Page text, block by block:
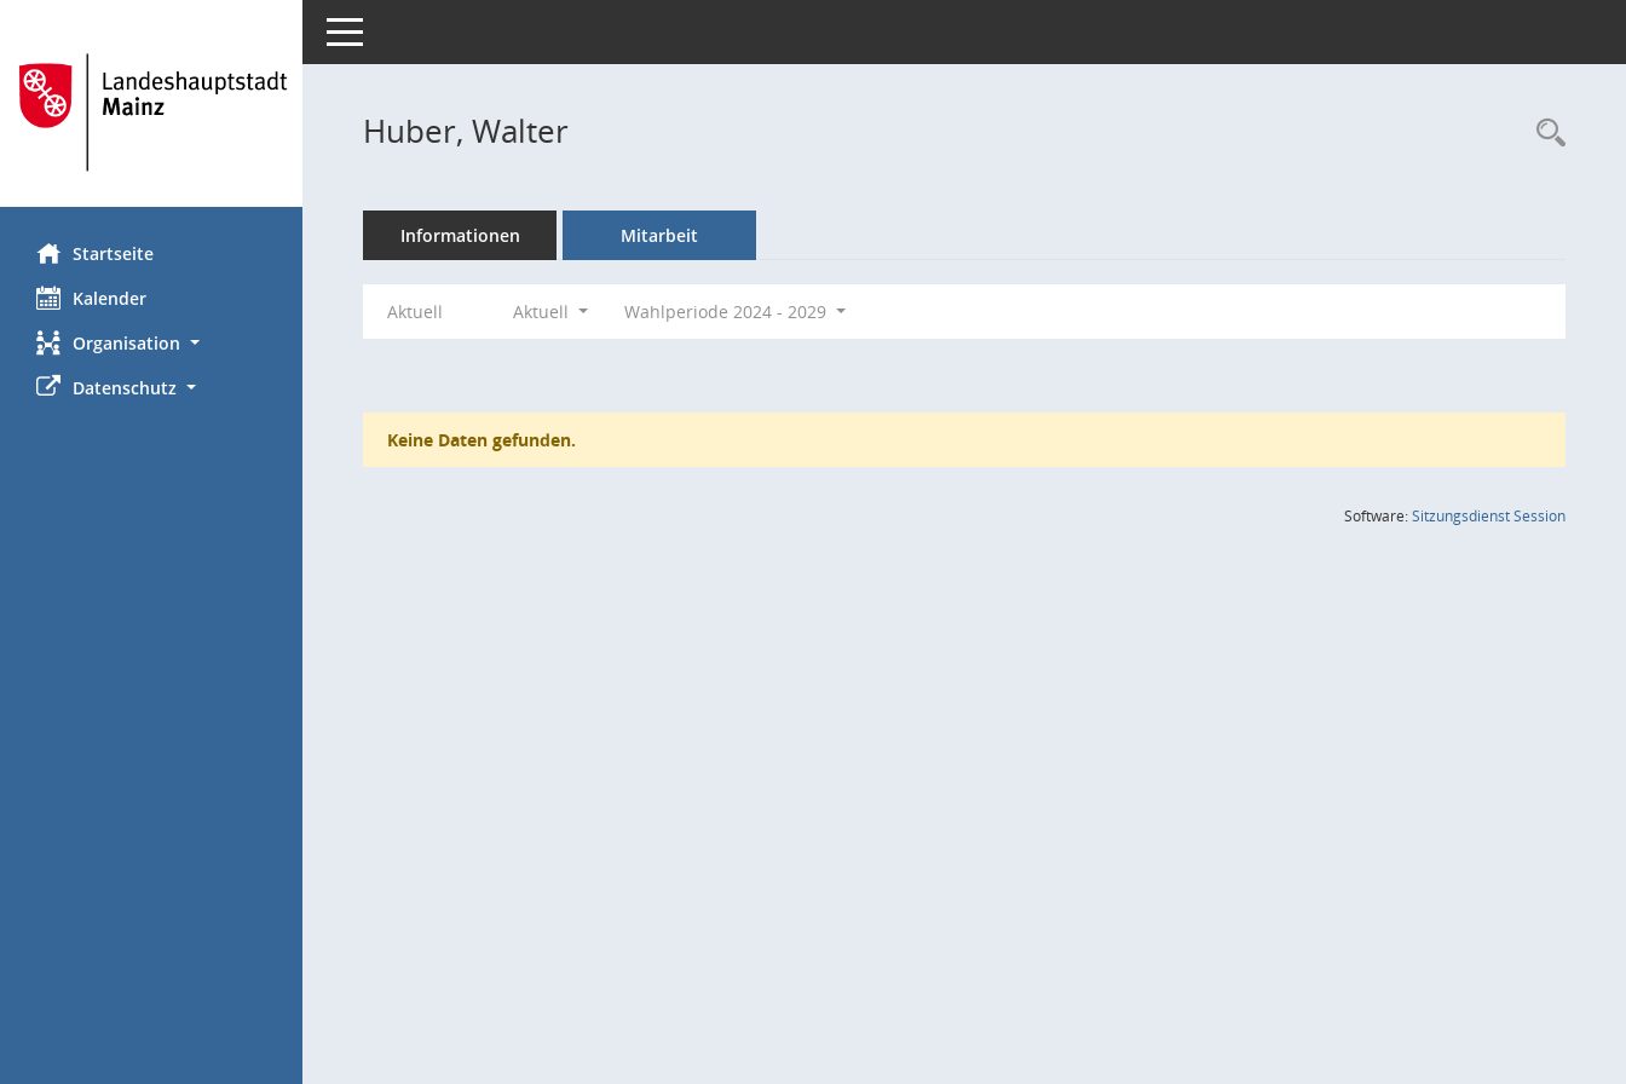
Startseite
Kalender
Organisation
Datenschutz
Toggle navigation
Huber, Walter
Informationen Mitarbeit
Aktuell Aktuell Wahlperiode 2024 - 2029
Keine Daten gefunden.
Software:SitzungsdienstSession(Wird in